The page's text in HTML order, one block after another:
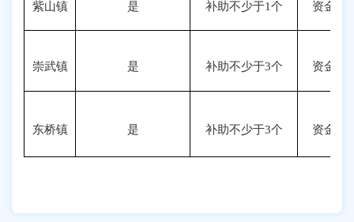
紫山镇 是 补助不少于1个 资金
崇武镇 是 补助不少于3个 资金
东桥镇 是 补助不少于3个 资金